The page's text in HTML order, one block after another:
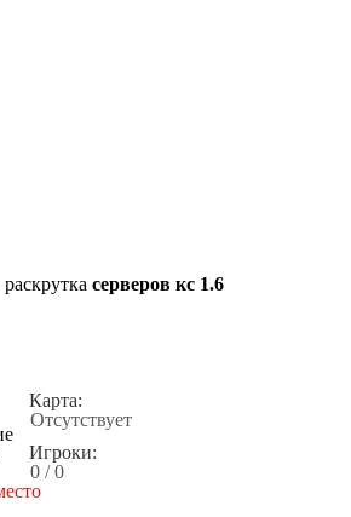
серверов кс 1.6
Карта:
Отсутствует
Игроки:
0 / 0